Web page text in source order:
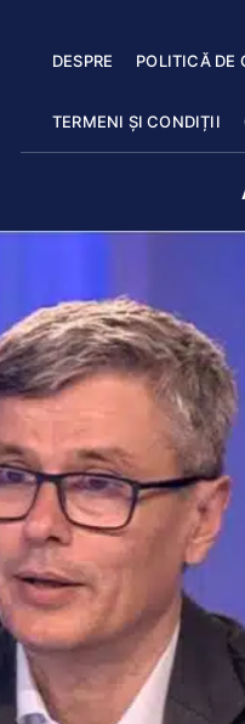
DESPRE POLITICĂ DE
TERMENI ȘI CONDIȚII